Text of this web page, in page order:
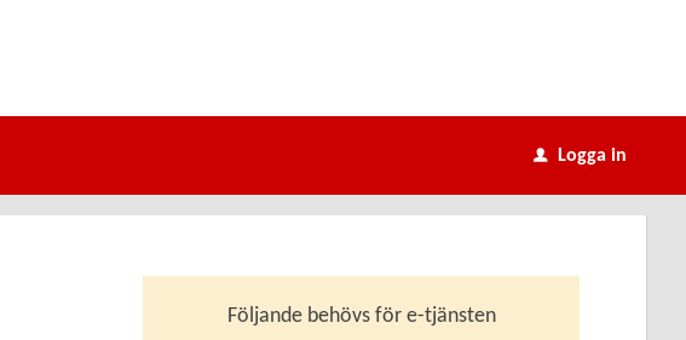
u Logga in
Följande behövs för e-tjänsten